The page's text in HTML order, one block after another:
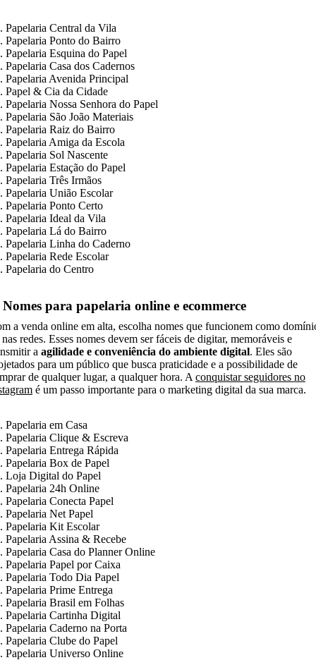
Papelaria Central da Vila
Papelaria Ponto do Bairro
Papelaria Esquina do Papel
Papelaria Casa dos Cadernos
Papelaria Avenida Principal
Papel & Cia da Cidade
Papelaria Nossa Senhora do Papel
Papelaria São João Materiais
Papelaria Raiz do Bairro
Papelaria Amiga da Escola
Papelaria Sol Nascente
Papelaria Estação do Papel
Papelaria Três Irmãos
Papelaria União Escolar
Papelaria Ponto Certo
Papelaria Ideal da Vila
Papelaria Lá do Bairro
Papelaria Linha do Caderno
Papelaria Rede Escolar
Papelaria do Centro
Nomes para papelaria online e ecommerce
a venda online em alta, escolha nomes que funcionem como
redes. Esses nomes devem ser fáceis de digitar, memoráveis e
a agilidade e conveniência do ambiente digital. Eles são
para um público que busca praticidade e a possibilidade de
de qualquer lugar, a qualquer hora. A conquistar seguidores no
é um passo importante para o marketing digital da sua marca.
Papelaria em Casa
Papelaria Clique & Escreva
Papelaria Entrega Rápida
Papelaria Box de Papel
Loja Digital do Papel
Papelaria 24h Online
Papelaria Conecta Papel
Papelaria Net Papel
Papelaria Kit Escolar
Papelaria Assina & Recebe
Papelaria Casa do Planner Online
Papelaria Papel por Caixa
Papelaria Todo Dia Papel
Papelaria Prime Entrega
Papelaria Brasil em Folhas
Papelaria Cartinha Digital
Papelaria Caderno na Porta
Papelaria Clube do Papel
Papelaria Universo Online